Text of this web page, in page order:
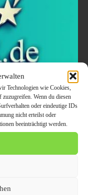
Technologien wie Cookies,
Wenn du diesen
oder eindeutige IDs
nicht erteilst oder
beeinträchtigt werden.
Fahren
im Fokus